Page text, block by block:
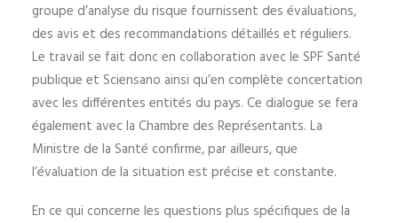
groupe d’analyse du risque fournissent des évaluations,
des avis et des recommandations détaillés et réguliers.
Le travail se fait donc en collaboration avec le SPF Santé
publique et Sciensano ainsi qu’en complète concertation
avec les différentes entités du pays. Ce dialogue se fera
également avec la Chambre des Représentants. La
Ministre de la Santé confirme, par ailleurs, que
l’évaluation de la situation est précise et constante.
En ce qui concerne les questions plus spécifiques de la